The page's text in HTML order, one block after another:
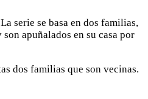
serie se basa en dos familias,
apuñalados en su casa por
dos familias que son vecinas.